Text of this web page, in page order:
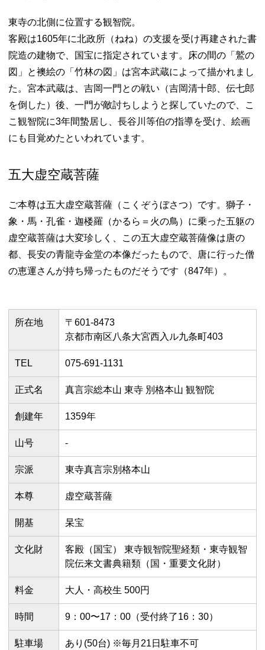
東寺の北側に位置する観智院。
客殿は1605年に北政所（ねね）の支援を受け再建された書
院造の建物で、国宝に指定されています。床の間の「鷲の
図」と襖絵の「竹林の図」は宮本武蔵によって描かれまし
た。宮本武蔵は、吉岡一門との戦い（吉岡清十郎、伝七郎
を倒した）後、一門が敵討ちしようと探していたので、こ
こ観智院に3年間蟄居し、長谷川等伯の指導を受け、絵画
にも目覚めたといわれています。
五大虚空蔵菩薩
ご本尊は五大虚空蔵菩薩（こくぞうぼさつ）です。獅子・
象・馬・孔雀・迦楼羅（かるら＝火の鳥）に乗った五躯の
虚空蔵菩薩は大変珍しく、この五大虚空蔵菩薩像は唐の
都、長安の青龍寺金堂の本像だったもので、唐に行った僧
の恵運さんが持ち帰ったものだそうです（847年）。
所在地
〒601-8473
京都市南区八条大宮西入ル九条町403
TEL 075-691-1131
正式名 真言宗総本山 東寺 別格本山 観智院
創建年 1359年
山号 -
宗派 東寺真言宗別格本山
本尊 虚空蔵菩薩
開基 杲宝
文化財
客殿（国宝） 東寺観智院聖経類・東寺観智
院伝来文書典籍類（国・重要文化財）
料金 大人・高校生 500円
時間 9：00〜17：00（受付終了16：30）
駐車場 あり(50台) ※毎月21日駐車不可